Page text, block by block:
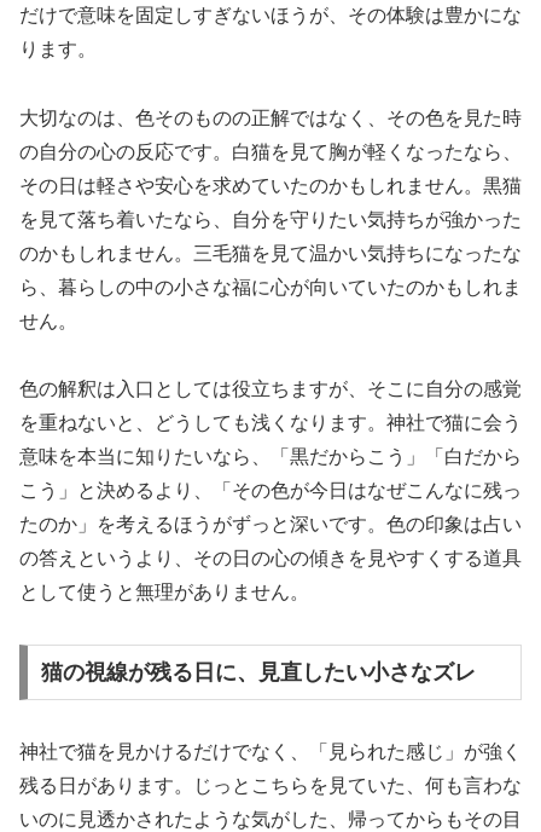
だけで意味を固定しすぎないほうが、その体験は豊かにな
ります。
大切なのは、色そのものの正解ではなく、その色を見た時
の自分の心の反応です。白猫を見て胸が軽くなったなら、
その日は軽さや安心を求めていたのかもしれません。黒猫
を見て落ち着いたなら、自分を守りたい気持ちが強かった
のかもしれません。三毛猫を見て温かい気持ちになったな
ら、暮らしの中の小さな福に心が向いていたのかもしれま
せん。
色の解釈は入口としては役立ちますが、そこに自分の感覚
を重ねないと、どうしても浅くなります。神社で猫に会う
意味を本当に知りたいなら、「黒だからこう」「白だから
こう」と決めるより、「その色が今日はなぜこんなに残っ
たのか」を考えるほうがずっと深いです。色の印象は占い
の答えというより、その日の心の傾きを見やすくする道具
として使うと無理がありません。
猫の視線が残る日に、見直したい小さなズレ
神社で猫を見かけるだけでなく、「見られた感じ」が強く
残る日があります。じっとこちらを見ていた、何も言わな
いのに見透かされたような気がした、帰ってからもその目